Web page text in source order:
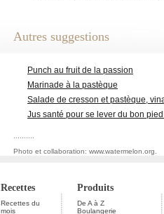
Autres suggestions
Punch au fruit de la passion
Marinade à la pastèque
Salade de cresson et pastèque,
Jus santé pour se lever du bon
Photo et collaboration: www.watermelon.org.
Recettes Produits
Recettes du
mois
De A à Z
Boulangerie